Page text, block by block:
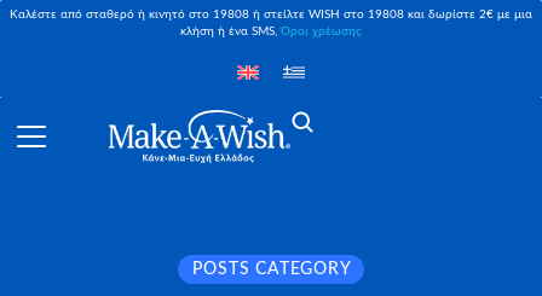
Καλέστε από σταθερό ή κινητό στο 19808 ή στείλτε WISH στο 19808 και δωρίστε 2€ με μια
κλήση ή ένα SMS,Όροι χρέωσης
POSTS CATEGORY